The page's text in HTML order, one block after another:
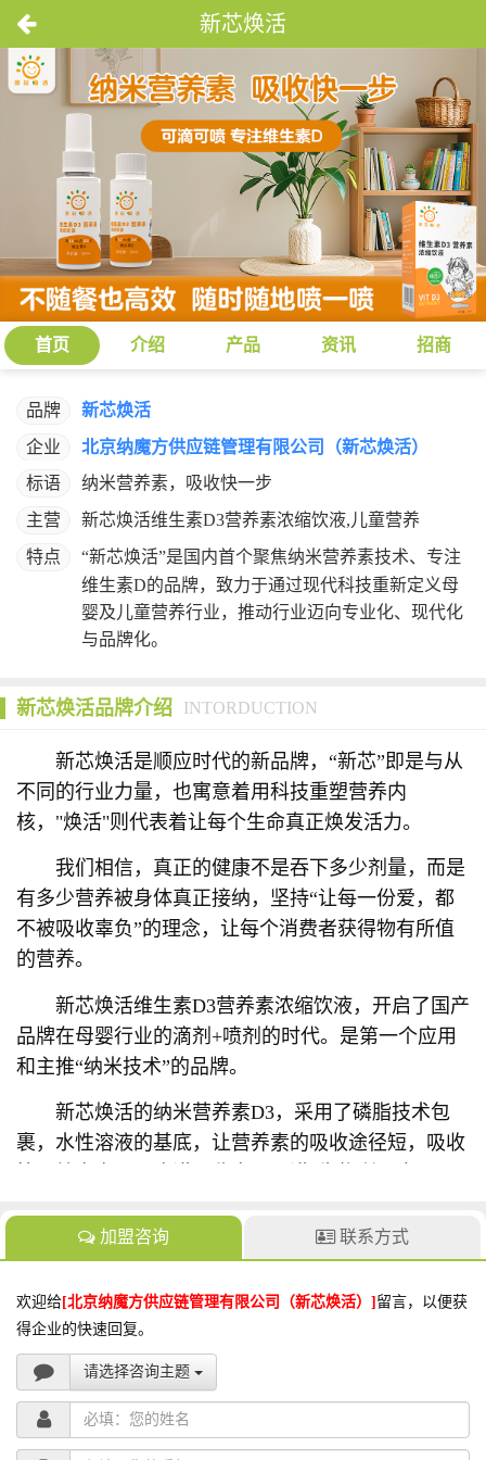
新芯焕活
首页 介绍 产品 资讯 招商
品牌
新芯焕活
企业
北京纳魔方供应链管理有限公司（新芯焕活）
标语
纳米营养素，吸收快一步
主营
新芯焕活维生素D3营养素浓缩饮液,儿童营养
特点
“新芯焕活”是国内首个聚焦纳米营养素技术、专注
维生素D的品牌，致力于通过现代科技重新定义母
婴及儿童营养行业，推动行业迈向专业化、现代化
与品牌化。
新芯焕活品牌介绍 INTORDUCTION
新芯焕活是顺应时代的新品牌，“新芯”即是与从
不同的行业力量，也寓意着用科技重塑营养内
核，"焕活"则代表着让每个生命真正焕发活力。
我们相信，真正的健康不是吞下多少剂量，而是
有多少营养被身体真正接纳，坚持“让每一份爱，都
不被吸收辜负”的理念，让每个消费者获得物有所值
的营养。
新芯焕活维生素D3营养素浓缩饮液，开启了国产
品牌在母婴行业的滴剂+喷剂的时代。是第一个应用
和主推“纳米技术”的品牌。
新芯焕活的纳米营养素D3，采用了磷脂技术包
裹，水性溶液的基底，让营养素的吸收途径短，吸收
加盟咨询 联系方式
欢迎给[北京纳魔方供应链管理有限公司（新芯焕活）] 留言，以便获
得企业的快速回复。
请选择咨询主题